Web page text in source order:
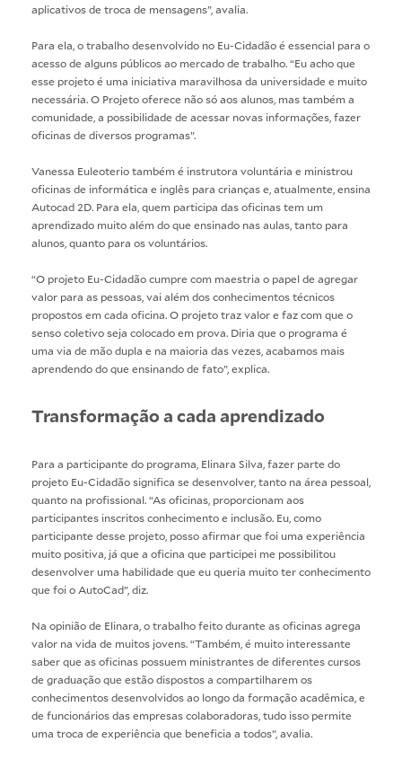
aplicativos de troca de mensagens”, avalia.
Para ela, o trabalho desenvolvido no Eu-Cidadão é essencial para o
acesso de alguns públicos ao mercado de trabalho. “Eu acho que
esse projeto é uma iniciativa maravilhosa da universidade e muito
necessária. O Projeto oferece não só aos alunos, mas também a
comunidade, a possibilidade de acessar novas informações, fazer
oficinas de diversos programas”.
Vanessa Euleoterio também é instrutora voluntária e ministrou
oficinas de informática e inglês para crianças e, atualmente, ensina
Autocad 2D. Para ela, quem participa das oficinas tem um
aprendizado muito além do que ensinado nas aulas, tanto para
alunos, quanto para os voluntários.
“O projeto Eu-Cidadão cumpre com maestria o papel de agregar
valor para as pessoas, vai além dos conhecimentos técnicos
propostos em cada oficina. O projeto traz valor e faz com que o
senso coletivo seja colocado em prova. Diria que o programa é
uma via de mão dupla e na maioria das vezes, acabamos mais
aprendendo do que ensinando de fato”, explica.
Transformação a cada aprendizado
Para a participante do programa, Elinara Silva, fazer parte do
projeto Eu-Cidadão significa se desenvolver, tanto na área pessoal,
quanto na profissional. “As oficinas, proporcionam aos
participantes inscritos conhecimento e inclusão. Eu, como
participante desse projeto, posso afirmar que foi uma experiência
muito positiva, já que a oficina que participei me possibilitou
desenvolver uma habilidade que eu queria muito ter conhecimento
que foi o AutoCad”, diz.
Na opinião de Elinara, o trabalho feito durante as oficinas agrega
valor na vida de muitos jovens. “Também, é muito interessante
saber que as oficinas possuem ministrantes de diferentes cursos
de graduação que estão dispostos a compartilharem os
conhecimentos desenvolvidos ao longo da formação acadêmica, e
de funcionários das empresas colaboradoras, tudo isso permite
uma troca de experiência que beneficia a todos”, avalia.